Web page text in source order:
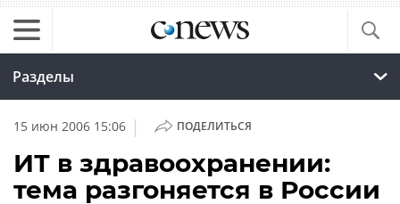
Разделы
15 июн 2006 15:06 | ПОДЕЛИТЬСЯ
ИТ в здравоохранении:
тема разгоняется в России